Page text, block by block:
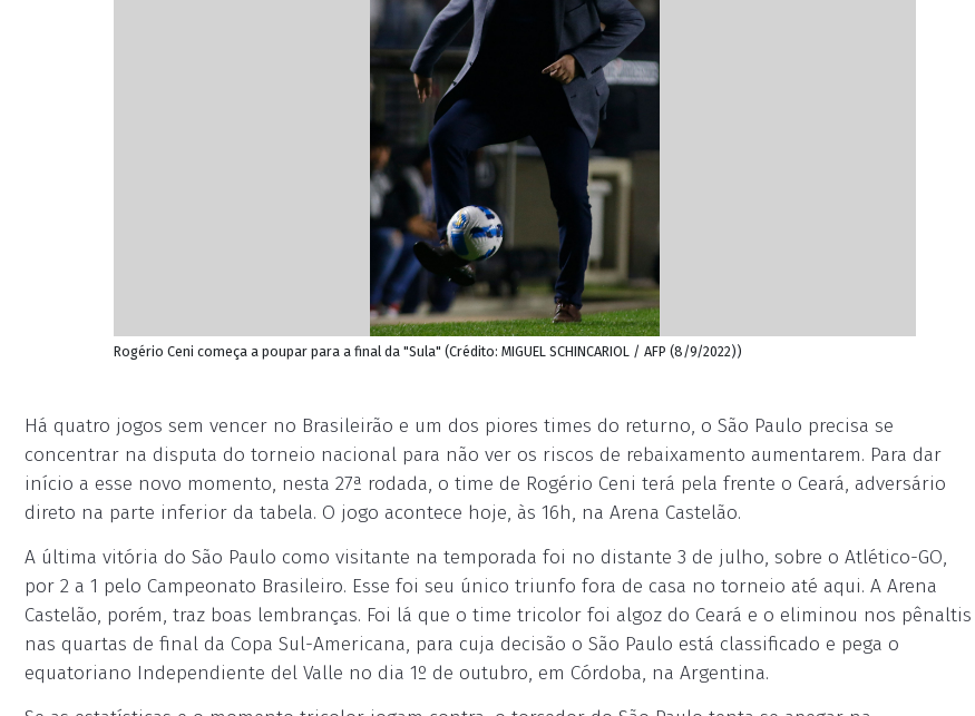
Rogério Ceni começa a poupar para a final da "Sula" (Crédito: MIGUEL SCHINCARIOL / AFP (8/9/2022))
Há quatro jogos sem vencer no Brasileirão e um dos piores times do returno, o São Paulo precisa se
concentrar na disputa do torneio nacional para não ver os riscos de rebaixamento aumentarem. Para dar
início a esse novo momento, nesta 27ª rodada, o time de Rogério Ceni terá pela frente o Ceará, adversário
direto na parte inferior da tabela. O jogo acontece hoje, às 16h, na Arena Castelão.
A última vitória do São Paulo como visitante na temporada foi no distante 3 de julho, sobre o Atlético-GO,
por 2 a 1 pelo Campeonato Brasileiro. Esse foi seu único triunfo fora de casa no torneio até aqui. A Arena
Castelão, porém, traz boas lembranças. Foi lá que o time tricolor foi algoz do Ceará e o eliminou nos pênaltis
nas quartas de final da Copa Sul-Americana, para cuja decisão o São Paulo está classificado e pega o
equatoriano Independiente del Valle no dia 1º de outubro, em Córdoba, na Argentina.